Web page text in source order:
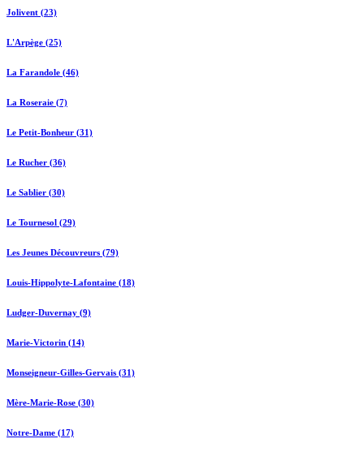
Jolivent (23)
L'Arpège (25)
La Farandole (46)
La Roseraie (7)
Le Petit-Bonheur (31)
Le Rucher (36)
Le Sablier (30)
Le Tournesol (29)
Les Jeunes Découvreurs (79)
Louis-Hippolyte-Lafontaine (18)
Ludger-Duvernay (9)
Marie-Victorin (14)
Monseigneur-Gilles-Gervais (31)
Mère-Marie-Rose (30)
Notre-Dame (17)